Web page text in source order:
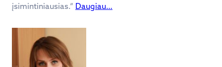
įsimintiniausias.“ Daugiau…